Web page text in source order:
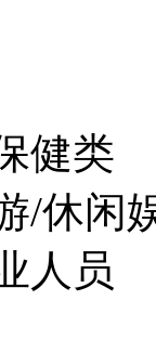
健类
/休闲
人员